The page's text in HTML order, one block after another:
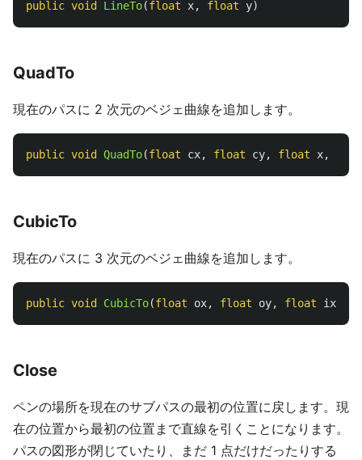
public void LineTo(float x, float y)
QuadTo
現在のパスに 2 次元のベジェ曲線を追加します。
public void QuadTo(float cx, float cy, float x,
CubicTo
現在のパスに 3 次元のベジェ曲線を追加します。
public void CubicTo(float ox, float oy, float ix
Close
ペンの場所を現在のサブパスの最初の位置に戻します。現
在の位置から最初の位置まで直線を引くことになります。
パスの図形が閉じていたり、まだ 1 点だけだったりする